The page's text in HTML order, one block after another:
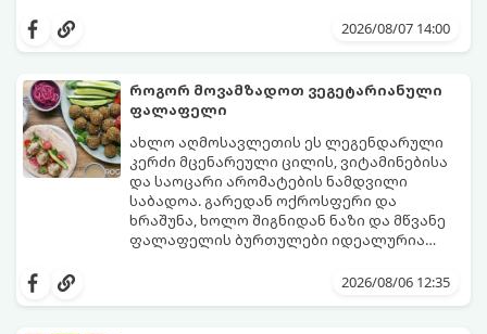
2026/08/07 14:00
როგორ მოვამზადოთ ვეგეტარიანული
ფალაფელი
ახლო აღმოსავლეთის ეს ლეგენდარული
კერძი მცენარეული ცილის, ვიტამინებისა
და საოცარი არომატების ნამდვილი
საბადოა. გარედან ოქროსფერი და
ხრაშუნა, ხოლო შიგნიდან ნაზი და მწვანე
ფალაფელის ბურთულები იდეალურია
სალათებთან ერთად ან ტახინის (სესამის)
მდგომარეობს, რომ გამოიყენება2026/08/06 12:35